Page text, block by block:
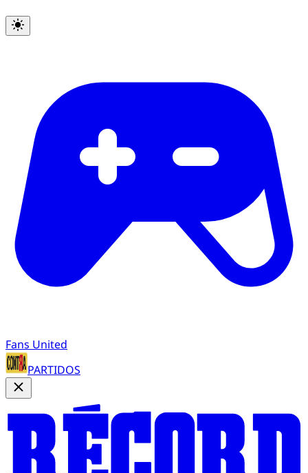
Fans United
PARTIDOS